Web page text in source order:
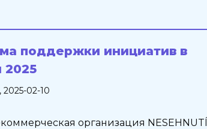
поддержки инициатив в
2025
, 2025-02-10
организация NESEHNUTÍ